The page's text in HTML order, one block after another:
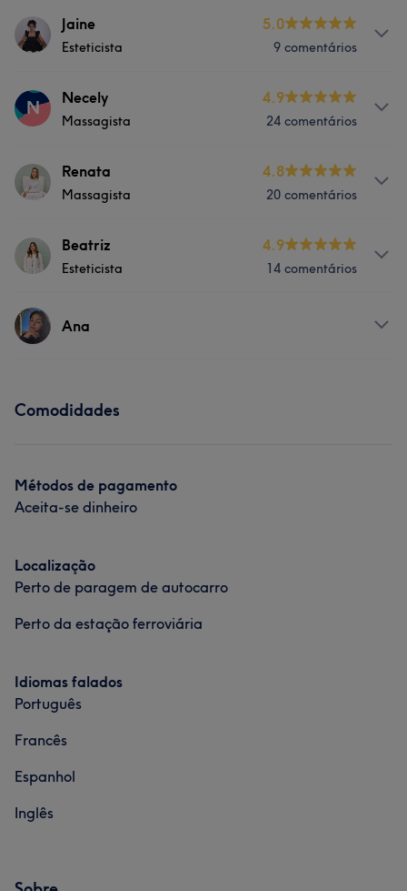
Jaine
Esteticista
5.0
9 comentários
Serviços
Portfólio
N Necely
Massagista
4.9
24 comentários
Serviços
Tratamento Facial Tratamento Corporal
Renata
Massagista
4.8
20 comentários
Serviços
Tratamento Facial
Portfólio
Beatriz
Esteticista
4.9
14 comentários
Serviços
Portfólio
Ana
Comodidades
Métodos de pagamento
Aceita-se dinheiro
Localização
Perto de paragem de autocarro
Perto da estação ferroviária
Idiomas falados
Português
Francês
Espanhol
Inglês